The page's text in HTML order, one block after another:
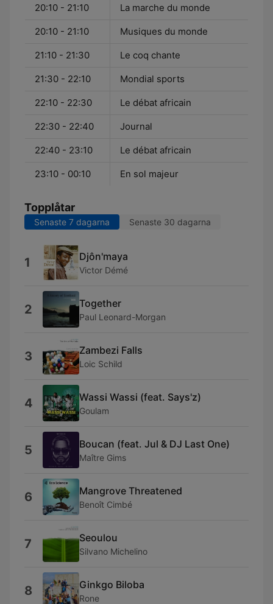
20:10 - 21:10 La marche du monde
20:10 - 21:10 Musiques du monde
21:10 - 21:30 Le coq chante
21:30 - 22:10 Mondial sports
22:10 - 22:30 Le débat africain
22:30 - 22:40 Journal
22:40 - 23:10 Le débat africain
23:10 - 00:10 En sol majeur
Topplåtar
Senaste 7 dagarna Senaste 30 dagarna
1 Djôn'maya
Victor Démé
2 Together
Paul Leonard-Morgan
3 Zambezi Falls
Loic Schild
4 Wassi Wassi (feat. Says'z)
Goulam
5 Boucan (feat. Jul & DJ Last One)
Maître Gims
6 Mangrove Threatened
Benoît Cimbé
7 Seoulou
Silvano Michelino
8 Ginkgo Biloba
Rone